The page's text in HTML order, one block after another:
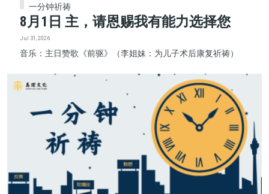
一分钟祈祷
8月1日 主，请恩赐我有能力选择您
Jul 31, 2026
音乐：主日赞歌《前驱》（李姐妹：为儿子术后康复祈祷）